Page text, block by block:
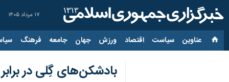
۱۷ مرداد ۱۴۰۵
عناوین‌ سیاست اقتصاد ورزش جهان جامعه فرهنگ
بادشکن‌های گِلی در